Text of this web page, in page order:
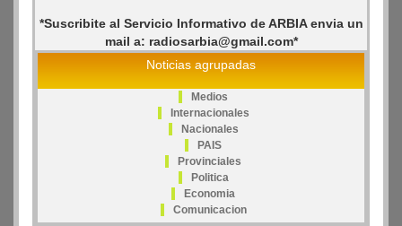
*Suscribite al Servicio Informativo de ARBIA envia un
mail a: radiosarbia@gmail.com*
Noticias agrupadas
Medios
Internacionales
Nacionales
PAIS
Provinciales
Politica
Economia
Comunicacion